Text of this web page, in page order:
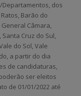
Departamentos, dos
Barão do
Câmara,
Cruz do Sul,
do Sol, Vale
a partir do dia
de candidaturas,
ser eleitos
de 01/01/2022 até